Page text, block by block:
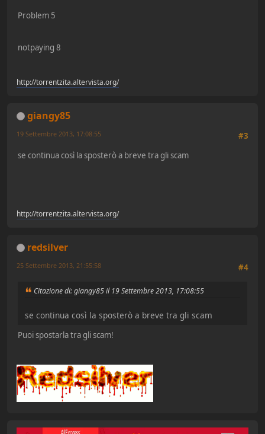
Problem 5
notpaying 8
http://torrentzita.altervista.org/
giangy85
#3
19 Settembre 2013, 17:08:55
se continua così la sposterò a breve tra gli scam
http://torrentzita.altervista.org/
redsilver
#4
25 Settembre 2013, 21:55:58
Citazione di: giangy85 il 19 Settembre 2013, 17:08:55
se continua così la sposterò a breve tra gli scam
Puoi spostarla tra gli scam!